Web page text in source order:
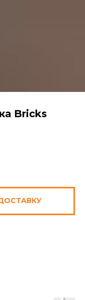
Bricks